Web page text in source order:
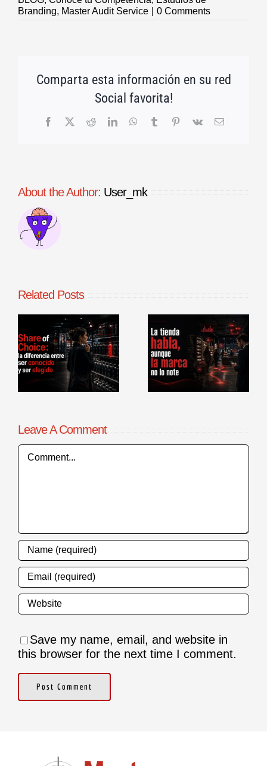
Branding, Master Audit Service 0 Comments
Comparta esta información en su red
Social favorita!
Facebook
X RedditLinkedInWhatsApp
TumblrPinterest
Vk Email
About the Author: User_mk
Related Posts
La tienda
habla, aunque
la marca no lo
note
Benchmarking
de procesos
comerciales en
punto de venta
Leave A Comment
Comment
Save my name, email, and website in
this browser for the next time I comment.